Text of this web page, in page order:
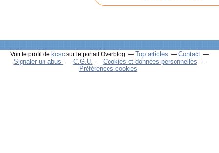
Voir le profil de kcsc sur le portail Overblog Top articles
Contact
Signaler un abus
C.G.U.
Cookies et données personnelles
Préférences cookies